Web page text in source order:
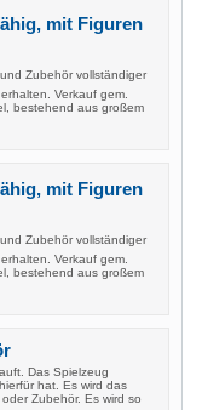
mit Figuren
Zubehör vollständiger
Verkauf gem.
bestehend aus großem
mit Figuren
Zubehör vollständiger
Verkauf gem.
bestehend aus großem
Das Spielzeug
hat. Es wird das
Zubehör. Es wird so